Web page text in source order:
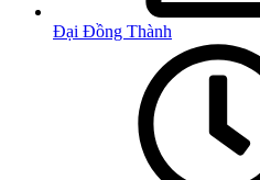
Đại Đồng Thành